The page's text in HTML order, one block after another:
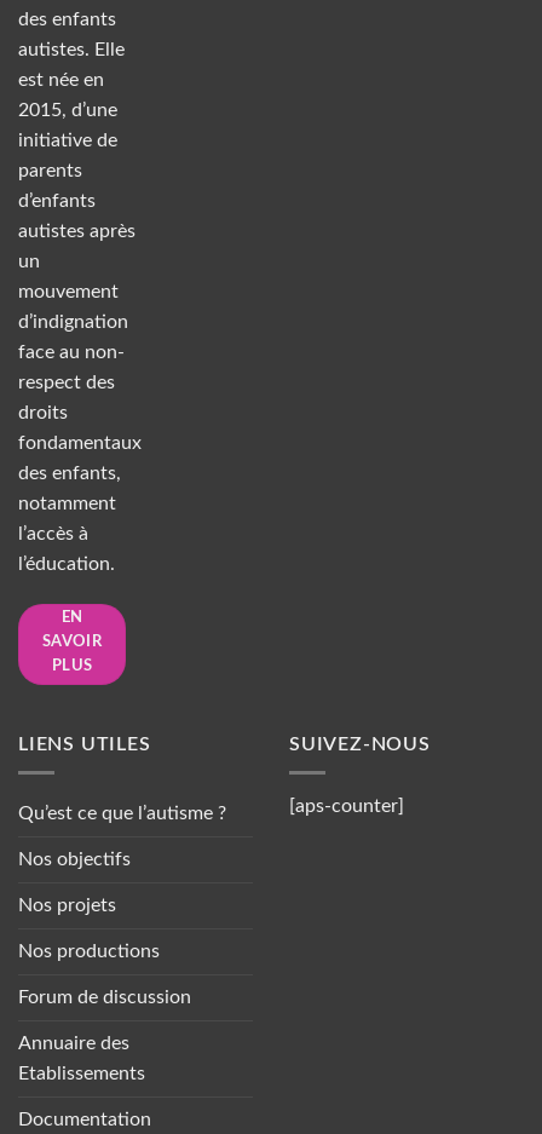
des enfants
autistes. Elle
est née en
2015, d’une
initiative de
parents
d’enfants
autistes après
un
mouvement
d’indignation
face au non-
respect des
droits
fondamentaux
des enfants,
notamment
l’accès à
l’éducation.
EN
SAVOIR
PLUS
LIENS UTILES
Qu’est ce que l’autisme ?
Nos objectifs
Nos projets
Nos productions
Forum de discussion
Annuaire des
Etablissements
Documentation
SUIVEZ-NOUS
[aps-counter]